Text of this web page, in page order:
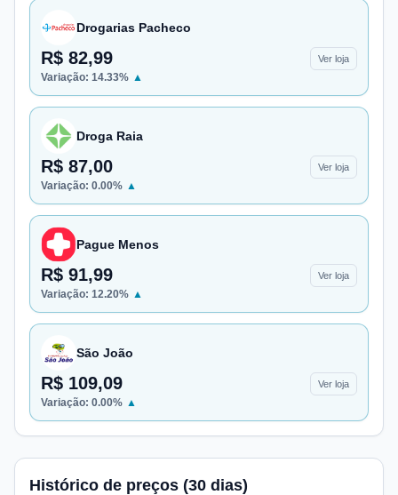
Drogarias Pacheco
R$ 82,99 Ver loja
Variação: 14.33% ▲
Droga Raia
R$ 87,00 Ver loja
Variação: 0.00% ▲
Pague Menos
R$ 91,99 Ver loja
Variação: 12.20% ▲
São João
R$ 109,09 Ver loja
Variação: 0.00% ▲
Histórico de preços (30 dias)